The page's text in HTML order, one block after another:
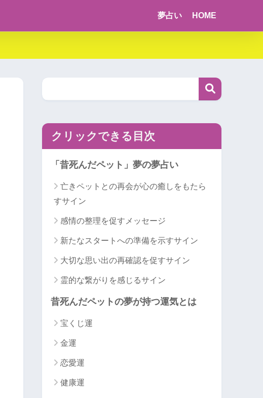
夢占い HOME
クリックできる目次
「昔死んだペット」夢の夢占い
亡きペットとの再会が心の癒しをもたら
すサイン
感情の整理を促すメッセージ
新たなスタートへの準備を示すサイン
大切な思い出の再確認を促すサイン
霊的な繋がりを感じるサイン
昔死んだペットの夢が持つ運気とは
宝くじ運
金運
恋愛運
健康運